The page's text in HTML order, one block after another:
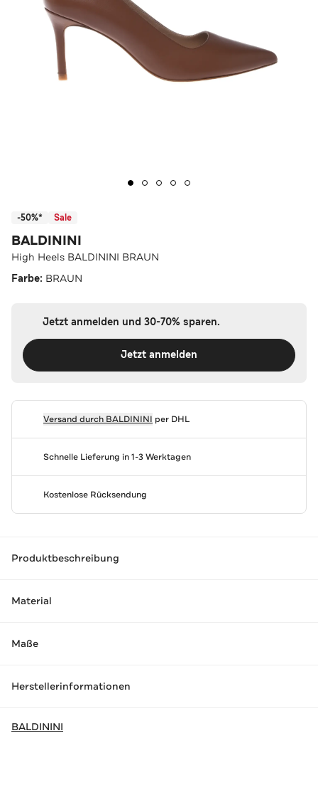
-50%* Sale
BALDININI
High Heels BALDININI BRAUN
Farbe: BRAUN
Jetzt anmelden und 30-70% sparen.
Jetzt anmelden
Versand durch BALDININI per DHL
Schnelle Lieferung in 1-3 Werktagen
Kostenlose Rücksendung
Produktbeschreibung
Material
Maße
Herstellerinformationen
BALDININI